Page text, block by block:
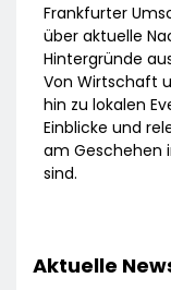
Frankfurter
über aktuelle
Hintergründe
Von Wirtschaft
hin zu lokalen
Einblicke und
am Geschehen
sind.
Aktuelle